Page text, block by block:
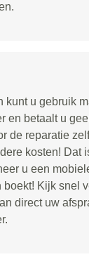
kunt u gebruik
en betaalt u
de reparatie
kosten! Dat
u een
Kijk snel
direct uw